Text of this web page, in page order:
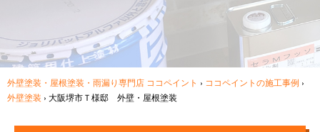
外壁塗装・屋根塗装・雨漏り専門店 ココペイント › ココペイントの施工事例 ›
外壁塗装 › 大阪堺市Ｔ様邸 外壁・屋根塗装